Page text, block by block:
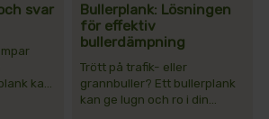
svar
kan
Bullerplank: Lösningen
för effektiv
bullerdämpning
Trött på trafik- eller
grannbuller? Ett bullerplank
kan ge lugn och ro i din